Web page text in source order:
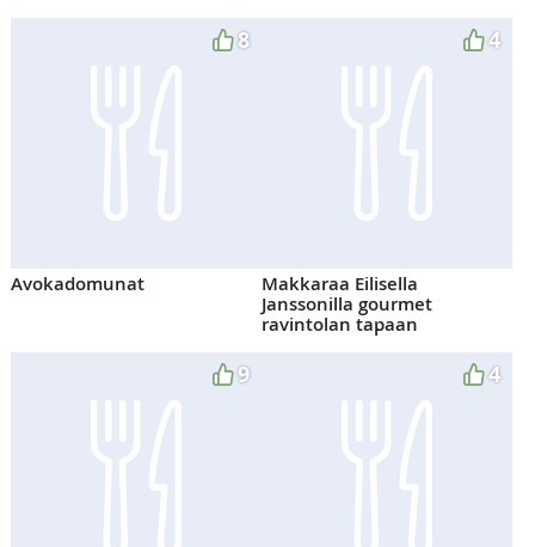
8
Avokadomunat
4
Makkaraa Eilisella
Janssonilla gourmet
ravintolan tapaan
9 4